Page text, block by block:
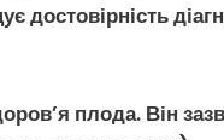
достовірність
плода. Він